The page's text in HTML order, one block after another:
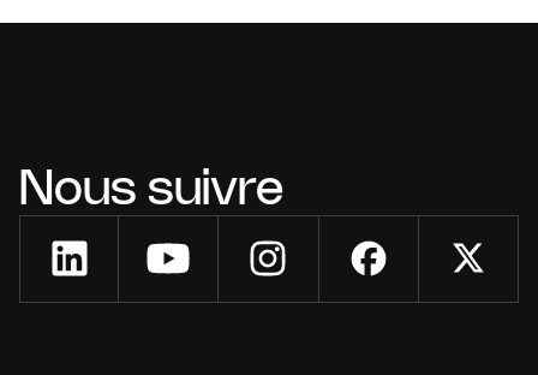
Nous suivre